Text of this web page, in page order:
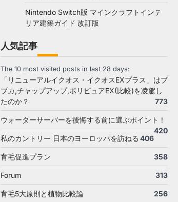
Nintendo Switch版 マインクラフトインテ
リア建築ガイド 改訂版
人気記事
The 10 most visited posts in last 28 days:
「リニューアルイクオス・イクオスEXプラス」はブ
ブカ,チャップアップ,ポリピュアEX(比較)を凌駕し
たのか？
773
ウォーターサーバーを後悔する前に選ぶポイント！
420
私のカントリー 日本のヨーロッパを訪ねる 406
育毛促進プラン 358
Forum 313
育毛5大原則と植物比較論 256